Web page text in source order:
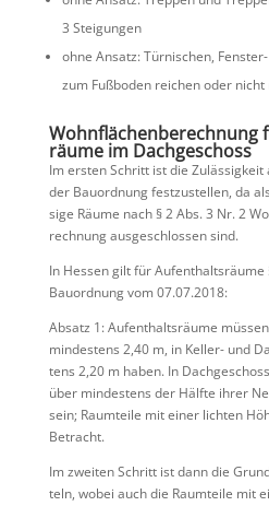
3 Steigungen
ohne Ansatz: Türni­schen,
zum Fußboden reichen oder
Wohnflä­chen­be­rech­nung
räume im Dachgeschoss
Im ersten Schritt ist die
der Bauord­nung festzu­stellen, da
sige Räume nach § 2 Abs. 3 Nr. 2
rech­nung ausge­schlossen sind.
In Hessen gilt für Aufent­halts­räume
Bauord­nung vom 07.07.2018:
Absatz 1: Aufent­halts­räume
mindes­tens 2,40 m, in Keller- und
tens 2,20 m haben. In
über mindes­tens der Hälfte ihrer
sein; Raumteile mit einer lichten
Betracht.
Im zweiten Schritt ist dann die
teln, wobei auch die Raumteile mit